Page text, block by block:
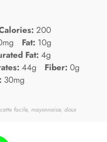
200
Fat: 10g
Fat: 4g
44g Fiber: 0g
30mg
facile, mayonnaise, doux